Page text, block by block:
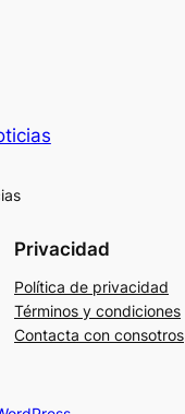
Privacidad
Política de privacidad
Términos y condiciones
Contacta con consotros